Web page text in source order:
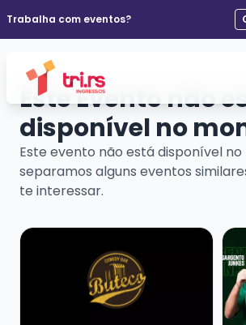
Trabalha com eventos?
Este Evento não
disponível no
Este evento não está disponível
separamos alguns eventos
te interessar.
Veja mais sobre APOSTOLO